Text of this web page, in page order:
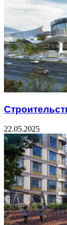
22.05.2025